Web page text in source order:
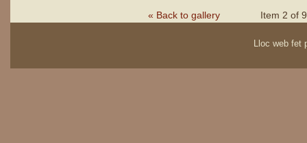
« Back to gallery Item 2 of 9
Lloc web fet